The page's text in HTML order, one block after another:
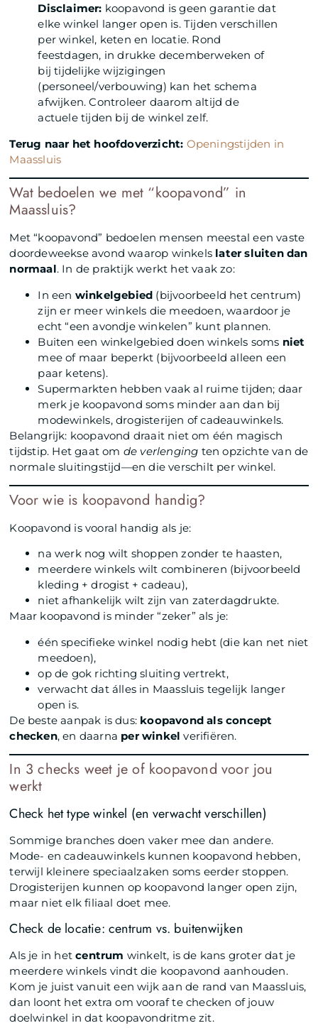
Disclaimer: koopavond is geen garantie dat
elke winkel langer open is. Tijden verschillen
per winkel, keten en locatie. Rond
feestdagen, in drukke decemberweken of
bij tijdelijke wijzigingen
(personeel/verbouwing) kan het schema
afwijken. Controleer daarom altijd de
actuele tijden bij de winkel zelf.
Terug naar het hoofdoverzicht: Openingstijden in
Maassluis
Wat bedoelen we met “koopavond” in
Maassluis?
Met “koopavond” bedoelen mensen meestal een vaste
doordeweekse avond waarop winkels later sluiten dan
normaal. In de praktijk werkt het vaak zo:
In een winkelgebied (bijvoorbeeld het centrum)
zijn er meer winkels die meedoen, waardoor je
echt “een avondje winkelen” kunt plannen.
Buiten een winkelgebied doen winkels soms niet
mee of maar beperkt (bijvoorbeeld alleen een
paar ketens).
Supermarkten hebben vaak al ruime tijden; daar
merk je koopavond soms minder aan dan bij
modewinkels, drogisterijen of cadeauwinkels.
Belangrijk: koopavond draait niet om één magisch
tijdstip. Het gaat om de verlenging ten opzichte van de
normale sluitingstijd—en die verschilt per winkel.
Voor wie is koopavond handig?
Koopavond is vooral handig als je:
na werk nog wilt shoppen zonder te haasten,
meerdere winkels wilt combineren (bijvoorbeeld
kleding + drogist + cadeau),
niet afhankelijk wilt zijn van zaterdagdrukte.
Maar koopavond is minder “zeker” als je:
één specifieke winkel nodig hebt (die kan net niet
meedoen),
op de gok richting sluiting vertrekt,
verwacht dat álles in Maassluis tegelijk langer
open is.
De beste aanpak is dus: koopavond als concept
checken, en daarna per winkel verifiëren.
In 3 checks weet je of koopavond voor jou
werkt
Check het type winkel (en verwacht verschillen)
Sommige branches doen vaker mee dan andere.
Mode- en cadeauwinkels kunnen koopavond hebben,
terwijl kleinere speciaalzaken soms eerder stoppen.
Drogisterijen kunnen op koopavond langer open zijn,
maar niet elk filiaal doet mee.
Check de locatie: centrum vs. buitenwijken
Als je in hetcentrum winkelt, is de kans groter dat je
meerdere winkels vindt die koopavond aanhouden.
Kom je juist vanuit een wijk aan de rand van Maassluis,
dan loont het extra om vooraf te checken of jouw
doelwinkel in dat koopavondritme zit.